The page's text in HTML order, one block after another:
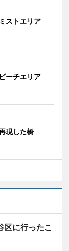
ストエリア
ーチエリア
現した橋
区に行ったこ